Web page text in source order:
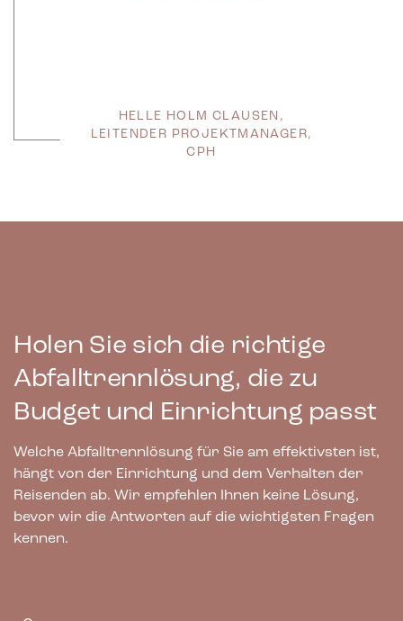
Bica Modell 620 Abfallbehälter 90 Liter
1.229,00 €
HELLE HOLM CLAUSEN,
LEITENDER PROJEKTMANAGER,
CPH
Holen Sie sich die richtige
Abfalltrennlösung, die zu
Budget und Einrichtung passt
Welche Abfalltrennlösung für Sie am effektivsten ist,
hängt von der Einrichtung und dem Verhalten der
Reisenden ab. Wir empfehlen Ihnen keine Lösung,
bevor wir die Antworten auf die wichtigsten Fragen
kennen.